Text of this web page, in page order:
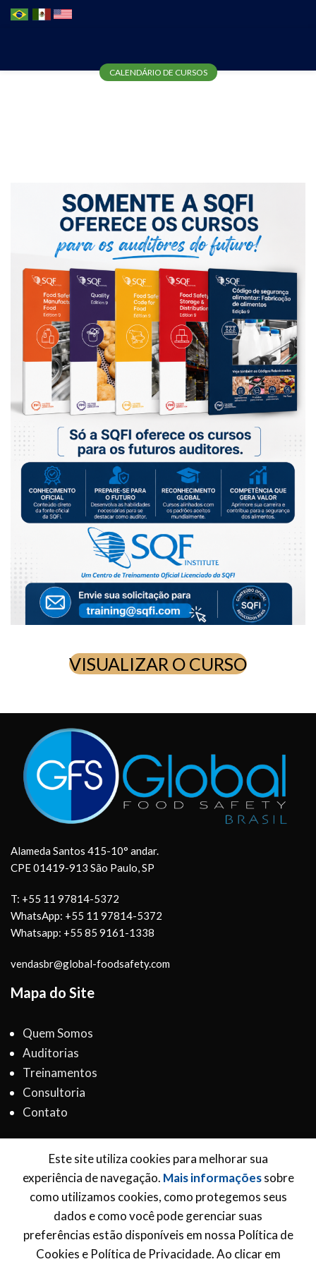
CALENDÁRIO DE CURSOS
CURSO AUDITORIA DOS
VISUALIZAR O CURSO
Alameda Santos 415-10° andar.
CPE 01419-913 São Paulo, SP
T: +55 11 97814-5372
WhatsApp: +55 11 97814-5372
Whatsapp: +55 85 9161-1338
vendasbr@global-foodsafety.com
Mapa do Site
Quem Somos
Auditorias
Treinamentos
Consultoria
Contato
Termos e Condições
Inscreva-se para receber novidades
Email Address *
Este site utiliza cookies para melhorar sua
experiência de navegação. Mais informaçõessobre
como utilizamos cookies, como protegemos seus
dados e como você pode gerenciar suas
preferências estão disponíveis em nossa Política de
Cookies e Política de Privacidade. Ao clicar em